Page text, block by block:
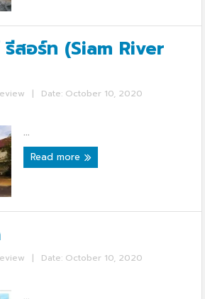
รีสอร์ท (Siam River
|
Date: October 10, 2020
...
Read more
|
Date: October 10, 2020